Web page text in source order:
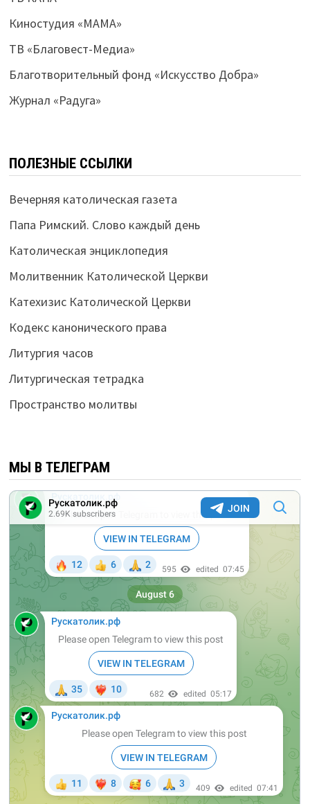
Киностудия «МАМА»
ТВ «Благовест-Медиа»
Благотворительный фонд «Искусство Добра»
Журнал «Радуга»
ПОЛЕЗНЫЕ ССЫЛКИ
Вечерняя католическая газета
Папа Римский. Слово каждый день
Католическая энциклопедия
Молитвенник Католической Церкви
Катехизис Католической Церкви
Кодекс канонического права
Литургия часов
Литургическая тетрадка
Пространство молитвы
МЫ В ТЕЛЕГРАМ